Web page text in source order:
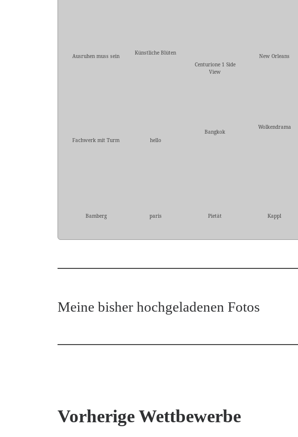
Ausruhen muss sein
Künstliche Blüten
Centurione 1 Side
View
New Orleans
Fachwerk mit Turm hello
Bangkok
Wolkendrama
Bamberg paris Pietät Kappl
Meine bisher hochgeladenen Fotos
Vorherige Wettbewerbe